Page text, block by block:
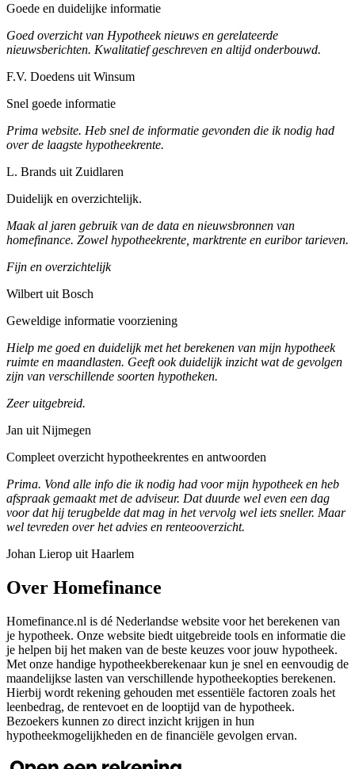
Goede en duidelijke informatie
Goed overzicht van Hypotheek nieuws en gerelateerde
nieuwsberichten. Kwalitatief geschreven en altijd onderbouwd.
F.V. Doedens uit Winsum
Snel goede informatie
Prima website. Heb snel de informatie gevonden die ik nodig had
over de laagste hypotheekrente.
L. Brands uit Zuidlaren
Duidelijk en overzichtelijk.
Maak al jaren gebruik van de data en nieuwsbronnen van
homefinance. Zowel hypotheekrente, marktrente en euribor tarieven.
Fijn en overzichtelijk
Wilbert uit Bosch
Geweldige informatie voorziening
Hielp me goed en duidelijk met het berekenen van mijn hypotheek
ruimte en maandlasten. Geeft ook duidelijk inzicht wat de gevolgen
zijn van verschillende soorten hypotheken.
Zeer uitgebreid.
Jan uit Nijmegen
Compleet overzicht hypotheekrentes en antwoorden
Prima. Vond alle info die ik nodig had voor mijn hypotheek en heb
afspraak gemaakt met de adviseur. Dat duurde wel even een dag
voor dat hij terugbelde dat mag in het vervolg wel iets sneller. Maar
wel tevreden over het advies en renteooverzicht.
Johan Lierop uit Haarlem
Over Homefinance
Homefinance.nl is dé Nederlandse website voor het berekenen van
je hypotheek. Onze website biedt uitgebreide tools en informatie die
je helpen bij het maken van de beste keuzes voor jouw hypotheek.
Met onze handige hypotheekberekenaar kun je snel en eenvoudig de
maandelijkse lasten van verschillende hypotheekopties berekenen.
Hierbij wordt rekening gehouden met essentiële factoren zoals het
leenbedrag, de rentevoet en de looptijd van de hypotheek.
Bezoekers kunnen zo direct inzicht krijgen in hun
hypotheekmogelijkheden en de financiële gevolgen ervan.